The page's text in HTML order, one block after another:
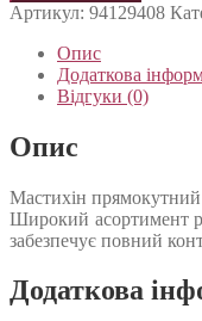
Артикул: 94129408
Опис
Додаткова
Відгуки (0)
Опис
Мастихін
Широкий асортимент
забезпечує повний
Додаткова